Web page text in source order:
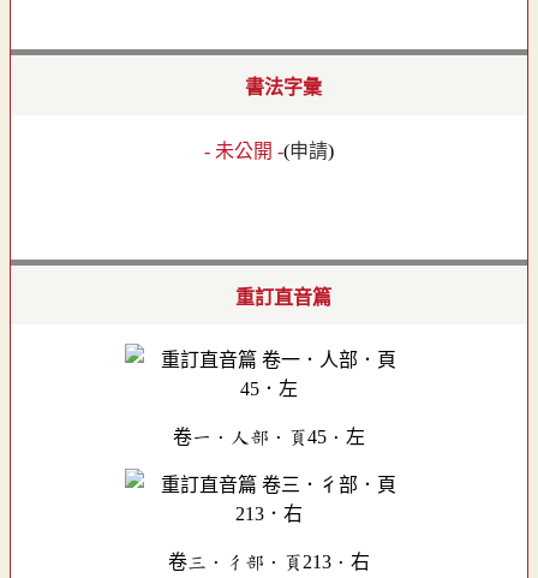
書法字彙
- 未公開 -(申請)
重訂直音篇
卷一．人部．頁45．左
卷三．彳部．頁213．右